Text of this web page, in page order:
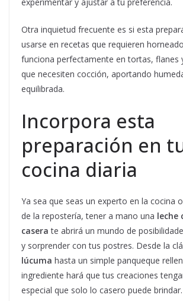
experimentar y ajustar a tu preferencia.
Otra inquietud frecuente es si esta
usarse en recetas que requieren
funciona perfectamente en tortas, flanes
que necesiten cocción, aportando
equilibrada.
Incorpora esta
preparación en
cocina diaria
Ya sea que seas un experto en la cocina
de la repostería, tener a mano una leche
casera te abrirá un mundo de
y sorprender con tus postres. Desde la
lúcuma hasta un simple panqueque
ingrediente hará que tus creaciones
especial que solo lo casero puede brindar.